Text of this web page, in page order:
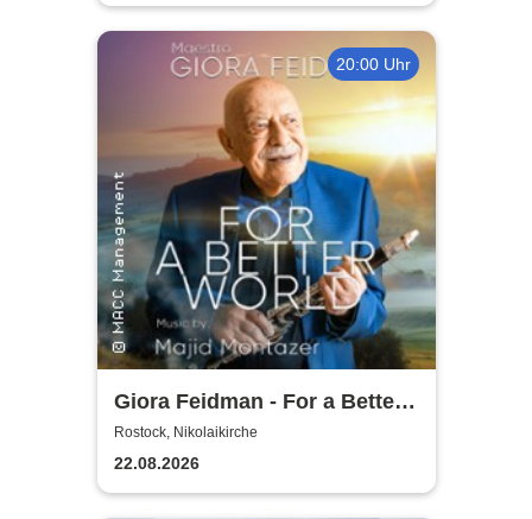
20:00 Uhr
Giora Feidman - For a Better
World
Rostock, Nikolaikirche
22.08.2026